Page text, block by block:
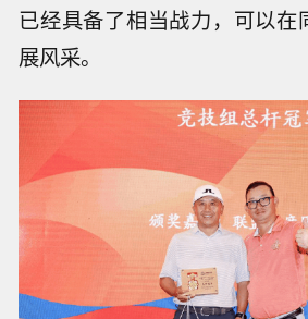
已经具备了相当战力，可以在
展风采。